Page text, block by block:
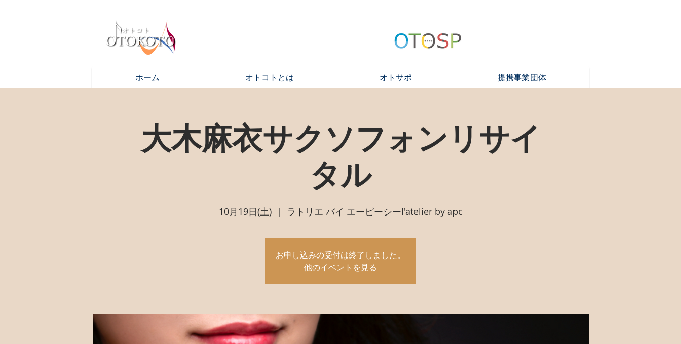
ホーム オトコトとは オトサポ 提携事業団体
大木麻衣サクソフォンリサイ
タル
10月19日(土)
  |
ラトリエ バイ エーピーシーl'atelier by apc
お申し込みの受付は終了しました。
他のイベントを見る